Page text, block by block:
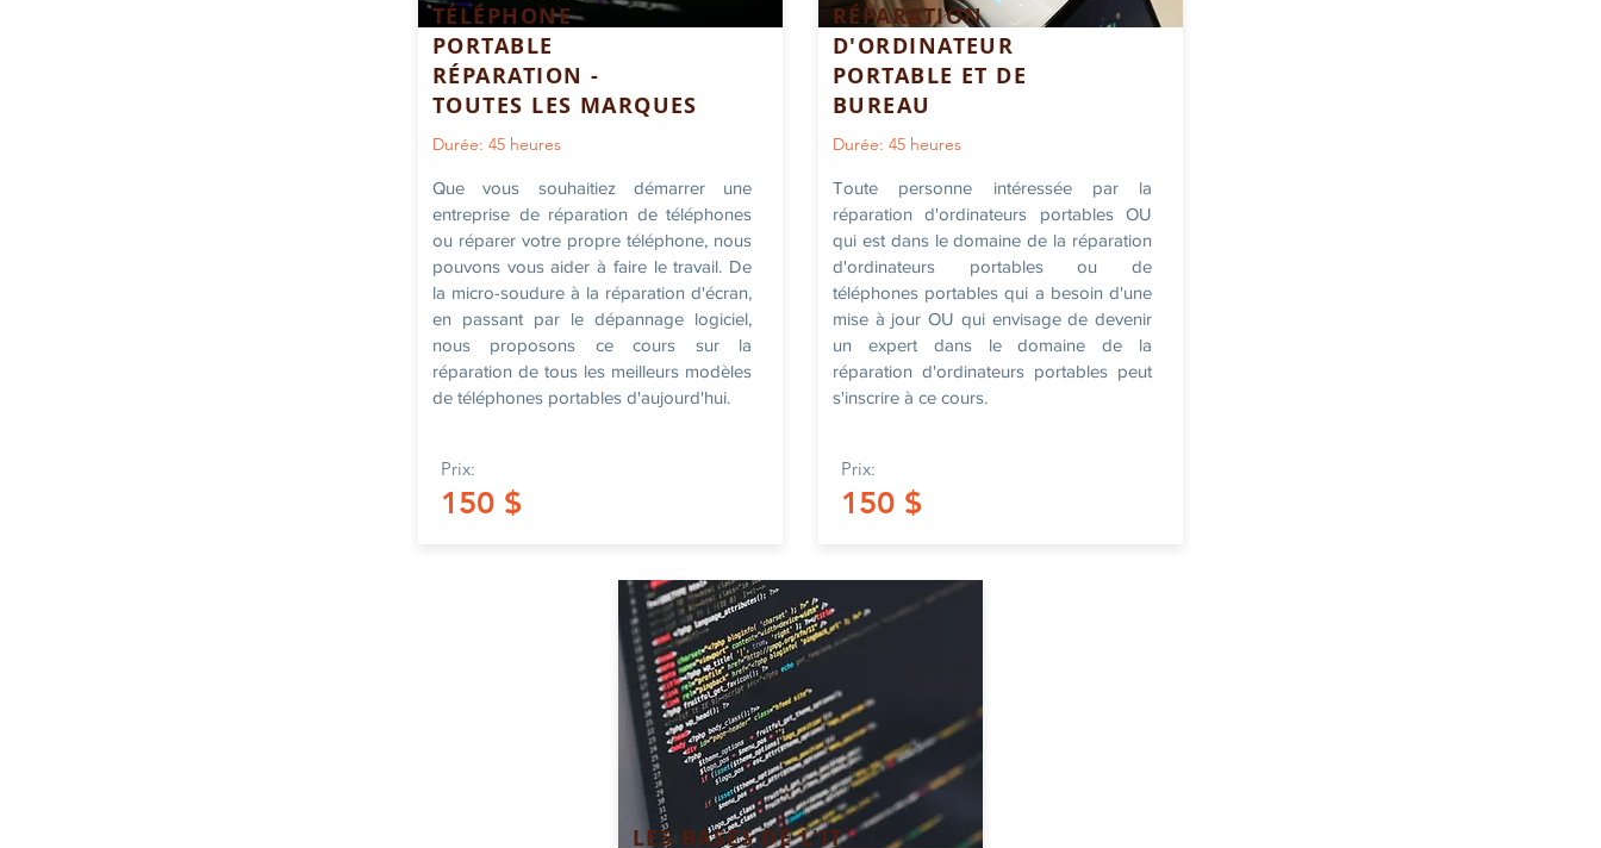
TÉLÉPHONE
PORTABLE
RÉPARATION -
TOUTES LES MARQUES
Durée: 45 heures
Que vous souhaitiez démarrer une
entreprise de réparation de téléphones
ou réparer votre propre téléphone, nous
pouvons vous aider à faire le travail. De
la micro-soudure à la réparation d'écran,
en passant par le dépannage logiciel,
nous proposons ce cours sur la
réparation de tous les meilleurs modèles
de téléphones portables d'aujourd'hui.
Prix:
150 $
RÉPARATION
D'ORDINATEUR
PORTABLE ET DE
BUREAU
Durée: 45 heures
Toute personne intéressée par la
réparation d'ordinateurs portables OU
qui est dans le domaine de la réparation
d'ordinateurs portables ou de
téléphones portables qui a besoin d'une
mise à jour OU qui envisage de devenir
un expert dans le domaine de la
réparation d'ordinateurs portables peut
s'inscrire à ce cours.
Prix:
150 $
LES BASES DE L'IT